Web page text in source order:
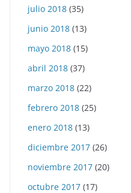
julio 2018 (35)
junio 2018 (13)
mayo 2018 (15)
abril 2018 (37)
marzo 2018 (22)
febrero 2018 (25)
enero 2018 (13)
diciembre 2017 (26)
noviembre 2017 (20)
octubre 2017 (17)